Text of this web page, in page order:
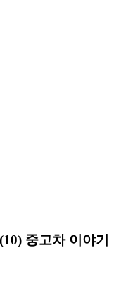
중고차 이야기